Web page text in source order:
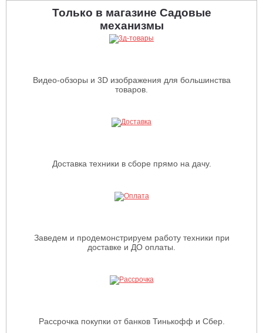
Только в магазине Садовые
механизмы
Видео-обзоры и 3D изображения для большинства
товаров.
Доставка техники в сборе прямо на дачу.
Заведем и продемонстрируем работу техники при
доставке и ДО оплаты.
Рассрочка покупки от банков Тинькофф и Сбер.